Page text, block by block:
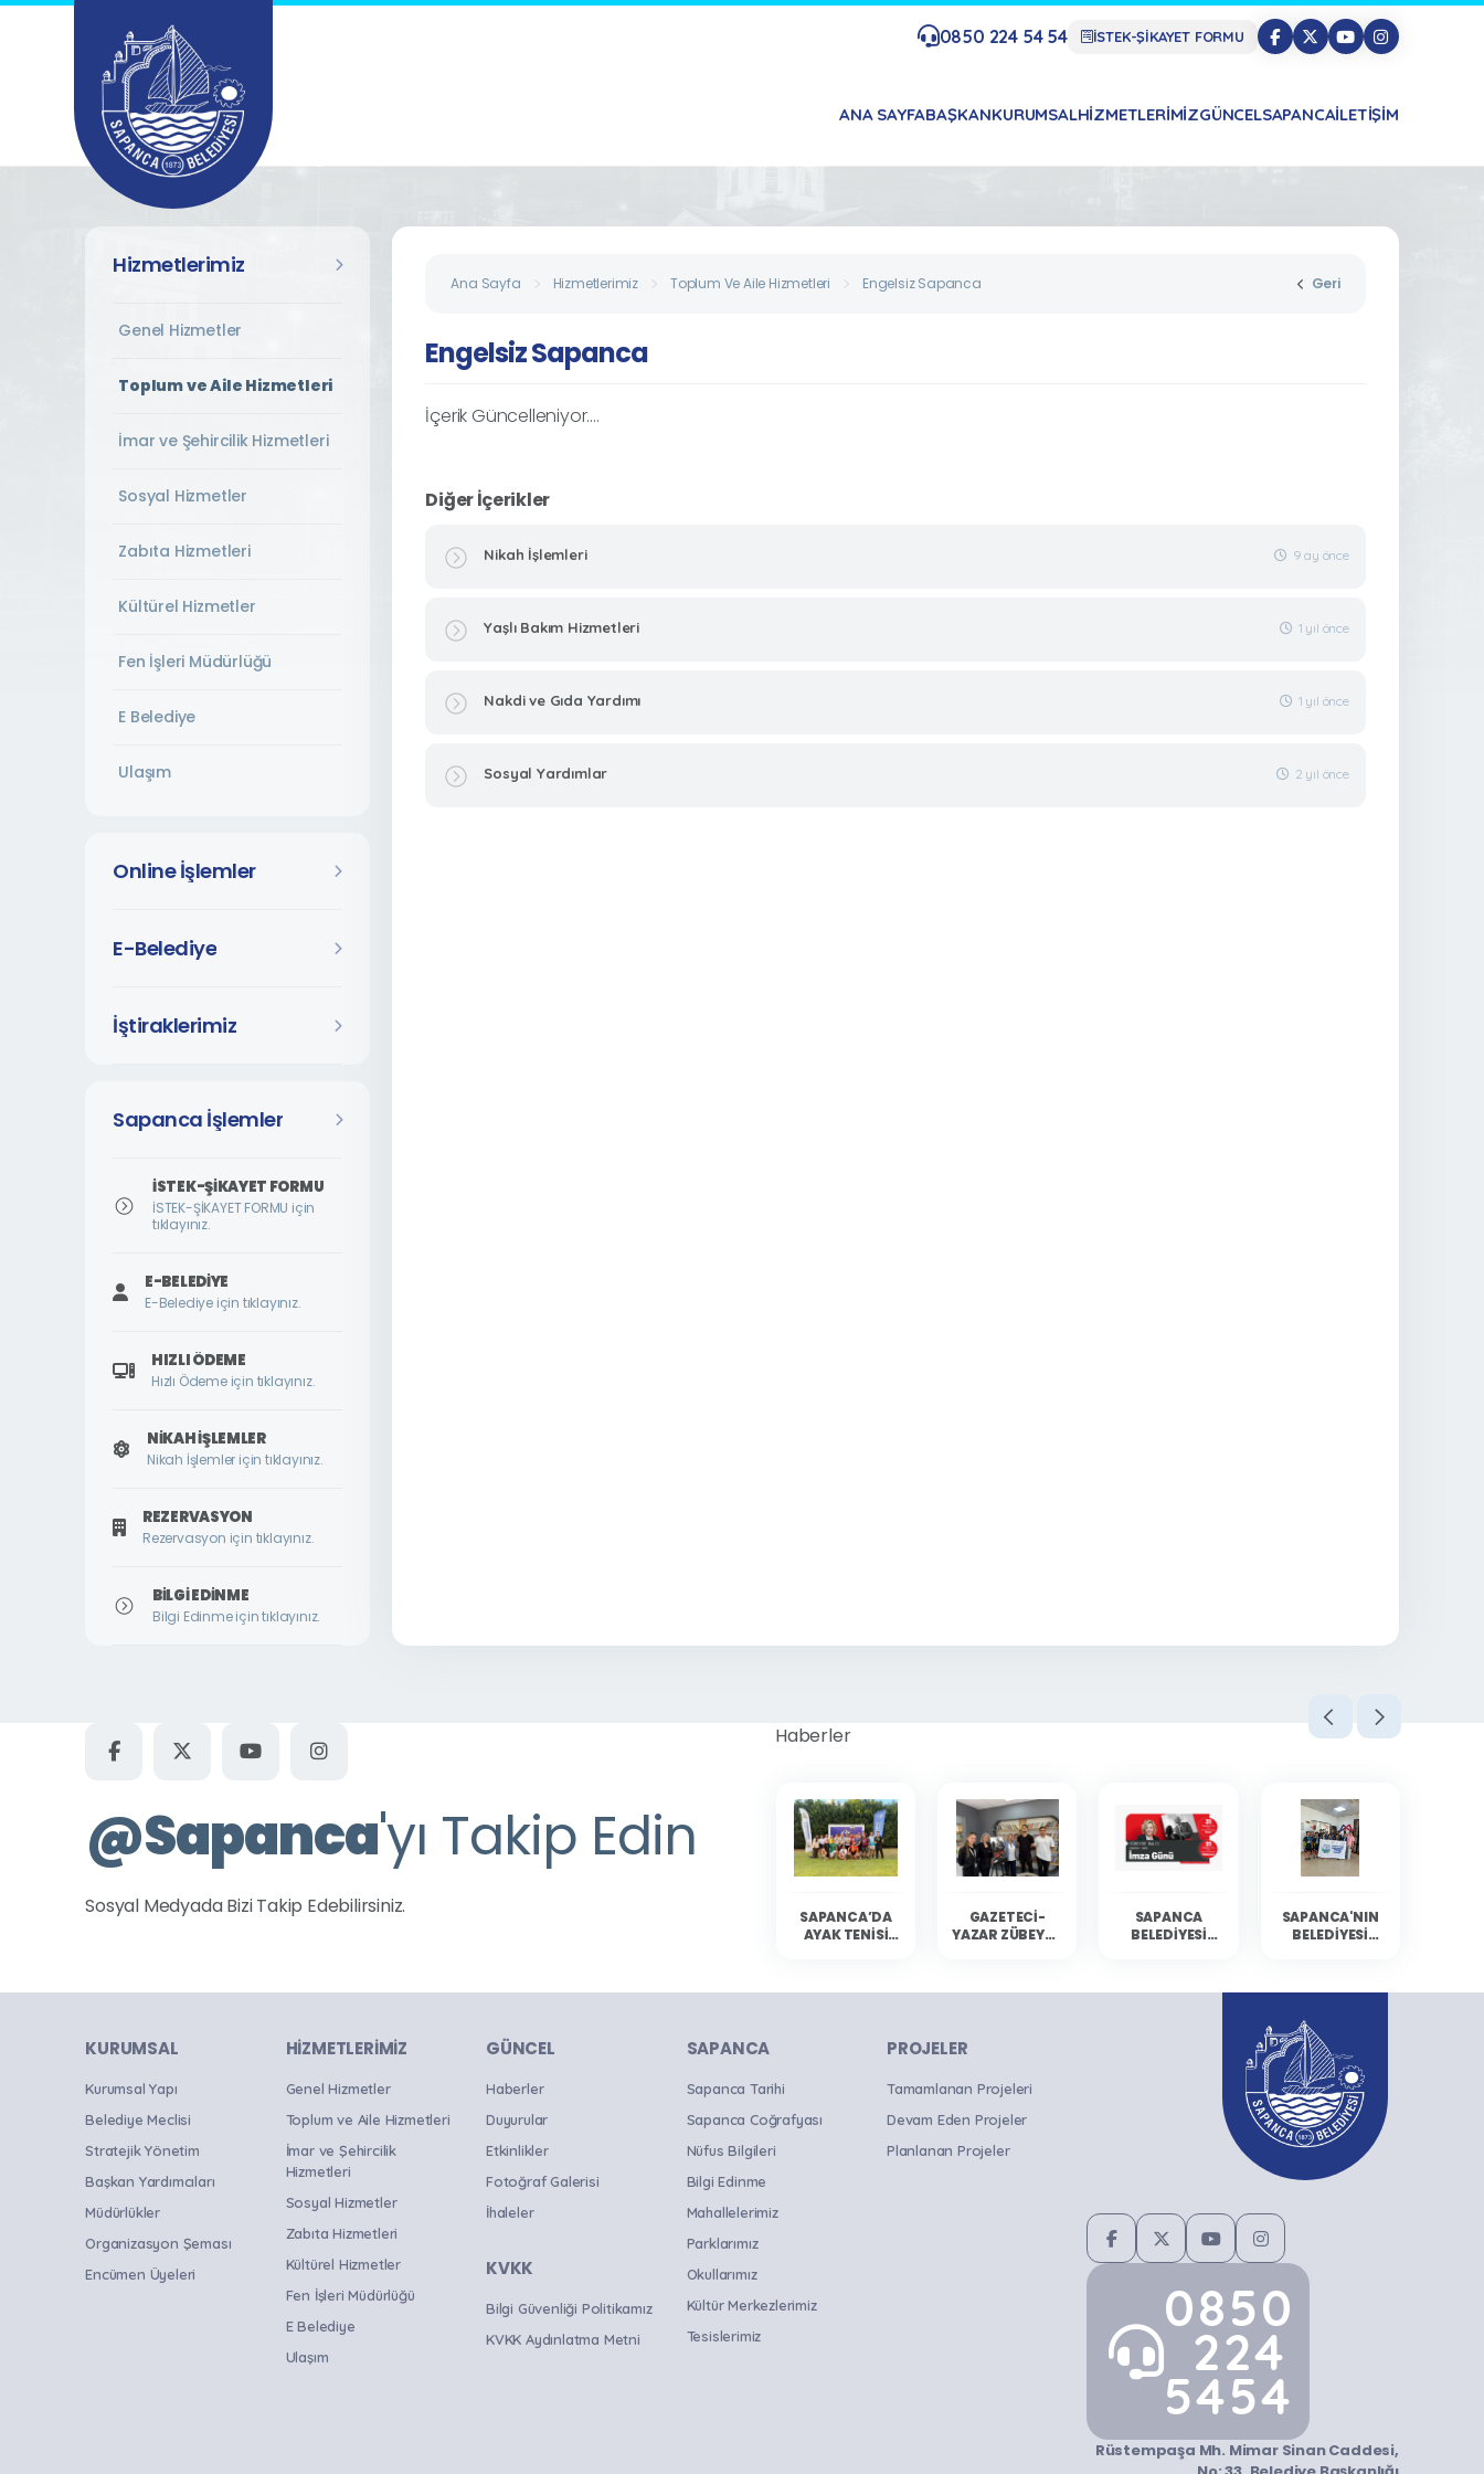
0850 224 54 54 İSTEK-ŞİKAYET FORMU
ANA SAYFABAŞKANKURUMSALHIZMETLERIMIZGÜNCELSAPANCAİLETIŞIM
Hizmetlerimiz
Genel Hizmetler
Toplum ve Aile Hizmetleri
İmar ve Şehircilik Hizmetleri
Sosyal Hizmetler
Zabıta Hizmetleri
Kültürel Hizmetler
Fen İşleri Müdürlüğü
E Belediye
Ulaşım
Online İşlemler
E-Belediye
İştiraklerimiz
Sapanca İşlemler
İSTEK-ŞİKAYET FORMU
İSTEK-ŞİKAYET FORMU için
tıklayınız.
E-BELEDIYE
E-Belediye için tıklayınız.
HIZLI ÖDEME
Hızlı Ödeme için tıklayınız.
NIKAH İŞLEMLER
Nikah İşlemler için tıklayınız.
REZERVASYON
Rezervasyon için tıklayınız.
BILGI EDINME
Bilgi Edinme için tıklayınız.
Ana Sayfa Hizmetlerimiz Toplum Ve Aile Hizmetleri Engelsiz Sapanca Geri
Engelsiz Sapanca
İçerik Güncelleniyor....
Diğer İçerikler
Nikah İşlemleri 9 ay önce
Yaşlı Bakım Hizmetleri 1 yıl önce
Nakdi ve Gıda Yardımı 1 yıl önce
Sosyal Yardımlar 2 yıl önce
@Sapanca'yı Takip Edin
Sosyal Medyada Bizi Takip Edebilirsiniz.
Haberler
SAPANCA’DA
AYAK TENISI
GAZETECI-
YAZAR ZÜBEYDE
SAPANCA
BELEDIYESI
SAPANCA'NIN
BELEDIYESI
KURUMSAL
Kurumsal Yapı
Belediye Meclisi
Stratejik Yönetim
Başkan Yardımcıları
Müdürlükler
Organizasyon Şeması
Encümen Üyeleri
HIZMETLERIMIZ
Genel Hizmetler
Toplum ve Aile Hizmetleri
İmar ve Şehircilik
Hizmetleri
Sosyal Hizmetler
Zabıta Hizmetleri
Kültürel Hizmetler
Fen İşleri Müdürlüğü
E Belediye
Ulaşım
GÜNCEL
Haberler
Duyurular
Etkinlikler
Fotoğraf Galerisi
İhaleler
KVKK
Bilgi Güvenliği Politikamız
KVKK Aydınlatma Metni
SAPANCA
Sapanca Tarihi
Sapanca Coğrafyası
Nüfus Bilgileri
Bilgi Edinme
Mahallelerimiz
Parklarımız
Okullarımız
Kültür Merkezlerimiz
Tesislerimiz
PROJELER
Tamamlanan Projeleri
Devam Eden Projeler
Planlanan Projeler
0850
224
5454
Rüstempaşa Mh. Mimar Sinan Caddesi,